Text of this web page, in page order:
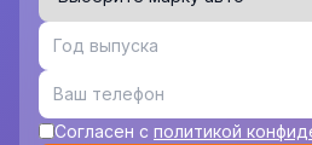
Согласен с политикой